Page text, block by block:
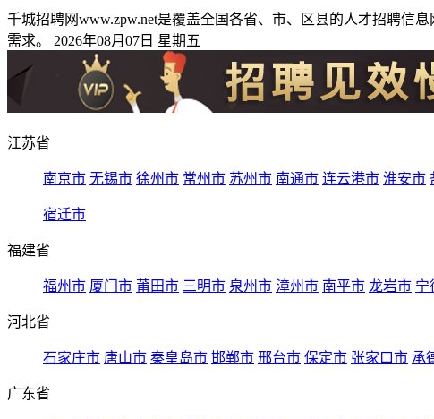
千城招聘网www.zpw.net是覆盖全国各省、市、区县的人才招聘信
需求。 2026年08月07日 星期五
江苏省
南京市 无锡市 徐州市 常州市 苏州市 南通市 连云港市 淮安市
宿迁市
福建省
福州市 厦门市 莆田市 三明市 泉州市 漳州市 南平市 龙岩市 宁
河北省
石家庄市 唐山市 秦皇岛市 邯郸市 邢台市 保定市 张家口市 承
广东省